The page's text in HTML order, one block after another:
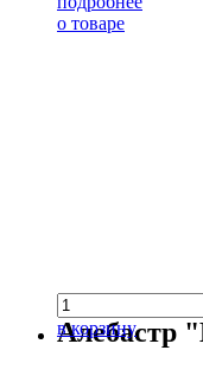
о товаре
в корзину
Алебастр